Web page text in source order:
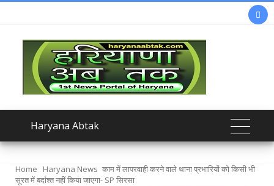

Haryana Abtak
Home Haryana News काम में लापरवाही करने वाले थाना प्रभारियों को किसी भी
सूरत में बर्दाश्त नहीं किया जाएगा- SP सिरसा